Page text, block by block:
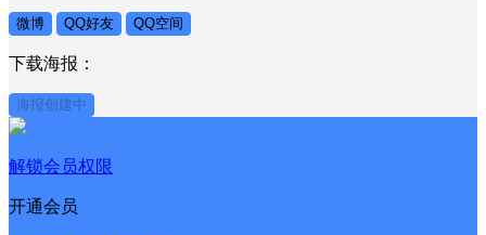
微博 QQ好友 QQ空间
下载海报：
海报创建中
解锁会员权限
开通会员